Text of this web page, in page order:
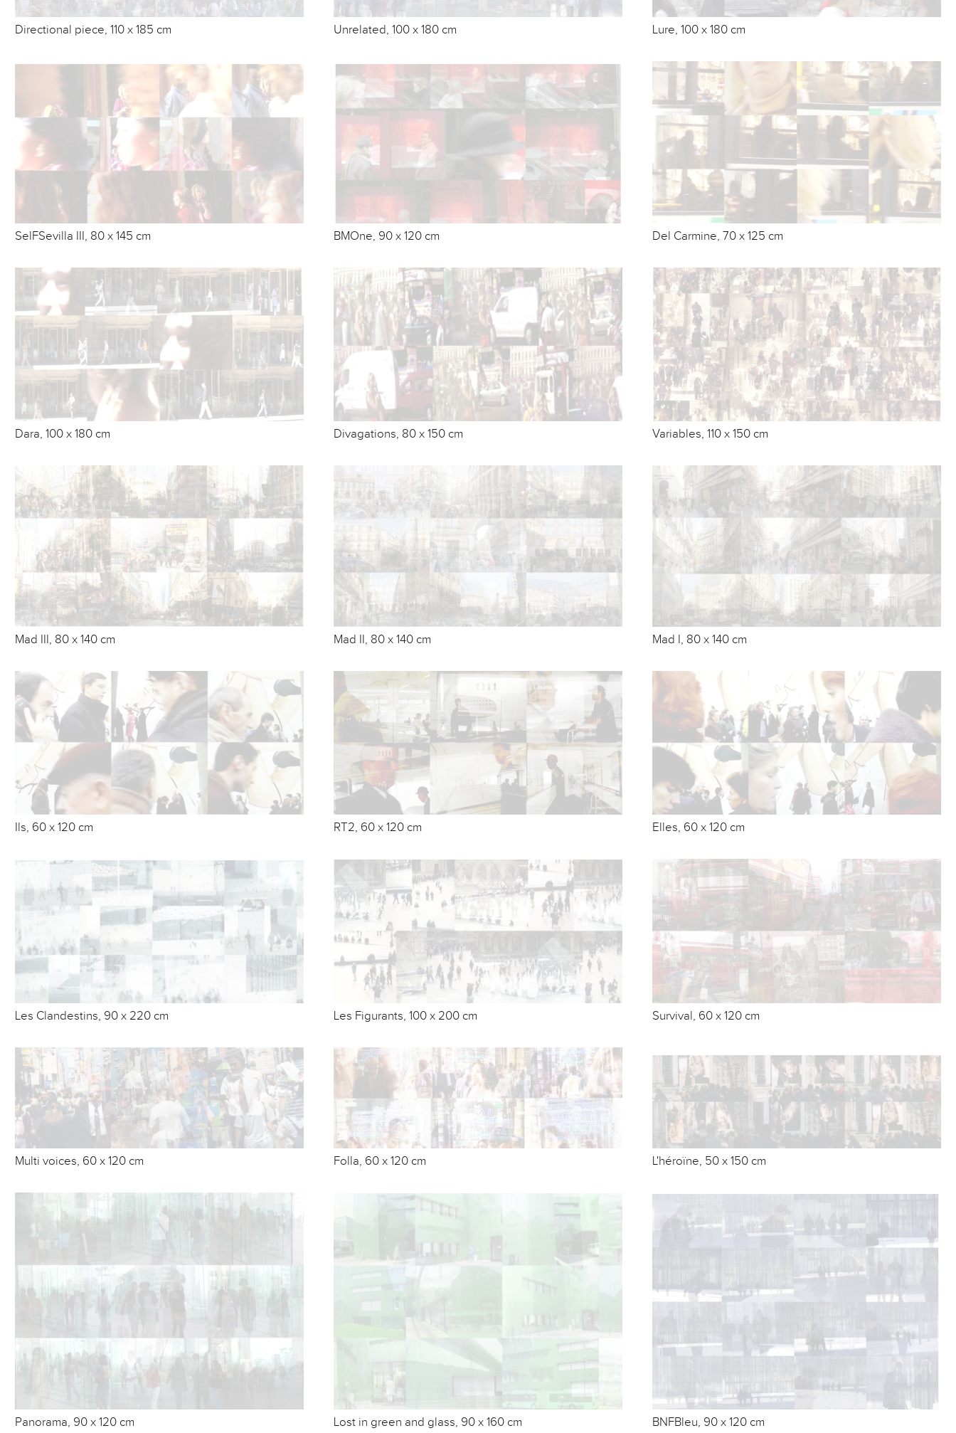
Directional piece, 110 x 185 cm Unrelated, 100 x 180 cm Lure, 100 x 180 cm
SelFSevilla III, 80 x 145 cm BMOne, 90 x 120 cm Del Carmine, 70 x 125 cm
Dara, 100 x 180 cm Divagations, 80 x 150 cm Variables, 110 x 150 cm
Mad III, 80 x 140 cm Mad II, 80 x 140 cm Mad I, 80 x 140 cm
Ils, 60 x 120 cm RT2, 60 x 120 cm Elles, 60 x 120 cm
Les Clandestins, 90 x 220 cm Les Figurants, 100 x 200 cm Survival, 60 x 120 cm
Multi voices, 60 x 120 cm Folla, 60 x 120 cm L'héroïne, 50 x 150 cm
Panorama, 90 x 120 cm Lost in green and glass, 90 x 160 cm BNFBleu, 90 x 120 cm